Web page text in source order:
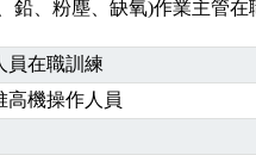
～前導課程看這邊推出囉～～
導課程推出公告！
怎麼進修自我？課程百百種選
安全主任」、「隧道等襯砌作業
鉛、粉塵、缺氧)作業主管在
員在職訓練
高機操作人員